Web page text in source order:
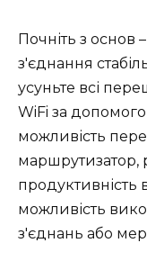
Почніть з основ
з'єднання
усуньте всі
WiFi за
можливість
маршрутизатор,
продуктивність
можливість
з'єднань або